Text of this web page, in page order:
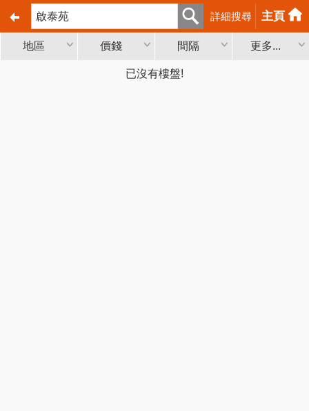
詳細搜尋 主頁
地區 價錢 間隔 更多...
已沒有樓盤!